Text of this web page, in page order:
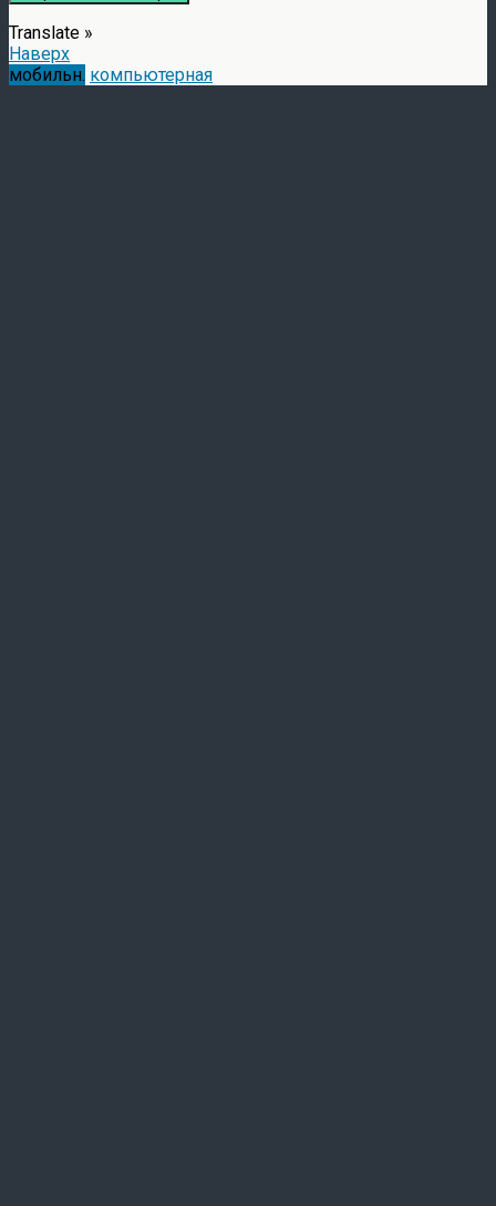
Translate »
Наверх
мобильн. компьютерная